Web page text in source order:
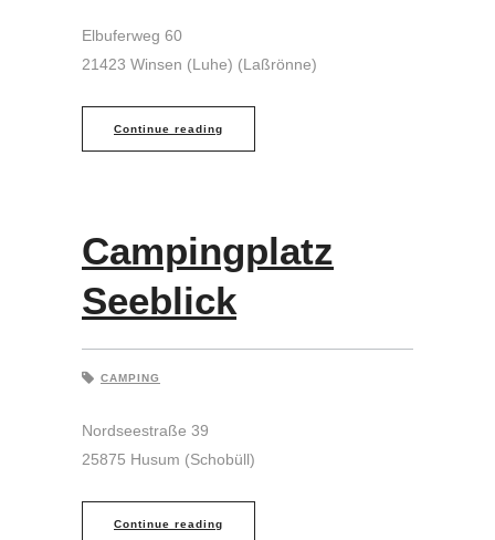
Elbuferweg 60
21423 Winsen (Luhe) (Laßrönne)
Continue reading
Campingplatz
Seeblick
CAMPING
Nordseestraße 39
25875 Husum (Schobüll)
Continue reading